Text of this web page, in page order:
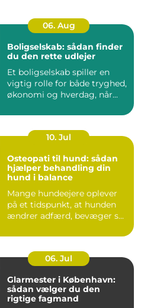
06. Aug
Boligselskab: sådan finder
du den rette udlejer
Et boligselskab spiller en
vigtig rolle for både tryghed,
økonomi og hverdag, når...
10. Jul
Osteopati til hund: sådan
hjælper behandling din
hund i balance
Mange hundeejere oplever
på et tidspunkt, at hunden
ændrer adfærd, bevæger s...
06. Jul
Glarmester i København:
sådan vælger du den
rigtige fagmand